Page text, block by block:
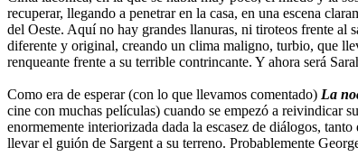
recuperar, llegando a penetrar en la casa, en una escena
del Oeste. Aquí no hay grandes llanuras, ni tiroteos frente al
diferente y original, creando un clima maligno, turbio, que
renqueante frente a su terrible contrincante. Y ahora será
Como era de esperar (con lo que llevamos comentado) La
cine con muchas películas) cuando se empezó a reivindicar
enormemente interiorizada dada la escasez de diálogos,
llevar el guión de Sargent a su terreno. Probablemente